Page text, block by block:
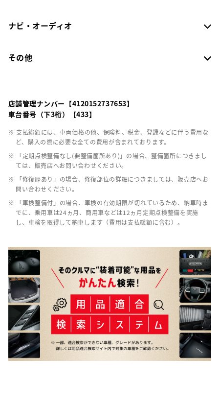
ナビ・オーディオ
その他
店舗管理ナンバー【4120152737653】
車台番号（下3桁）【433】
※ 支払総額には、車両価格の他、保険料、税金、登録などに伴う費用な
ど、購入の際に必要な全ての費用が含まれております。
※ 「定期点検整備なし(要整備箇所あり)」の場合、整備箇所につきまし
ては、販売店へお問い合わせください。
※ 「修復歴あり」の場合、修復部位の詳細につきましては、販売店へお
問い合わせください。
※ 「車検整備付」の場合、車検の有効期限が切れているため、納車時ま
でに、乗用車は24ヵ月、商用車などは12ヵ月定期点検整備を実施
し、車検を取得して納車します（費用は支払総額に含む）。